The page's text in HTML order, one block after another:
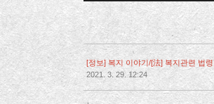
[정보] 복지 이야기/[法] 복지관련 법령
2021. 3. 29. 12:24